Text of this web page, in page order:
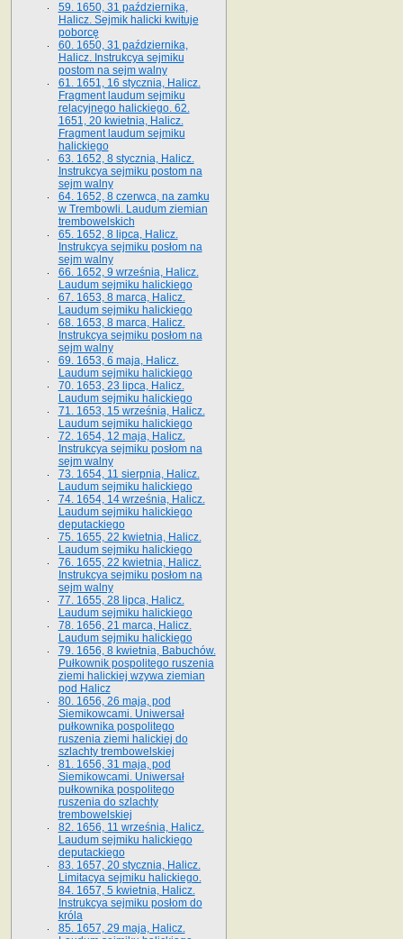
59. 1650, 31 października,
Halicz. Sejmik halicki kwituje
poborcę
60. 1650, 31 października,
Halicz. Instrukcya sejmiku
postom na sejm walny
61. 1651, 16 stycznia, Halicz.
Fragment laudum sejmiku
relacyjnego halickiego. 62.
1651, 20 kwietnia, Halicz.
Fragment laudum sejmiku
halickiego
63. 1652, 8 stycznia, Halicz.
Instrukcya sejmiku postom na
sejm walny
64. 1652, 8 czerwca, na zamku
w Trembowli. Laudum ziemian
trembowelskich
65. 1652, 8 lipca, Halicz.
Instrukcya sejmiku posłom na
sejm walny
66. 1652, 9 września, Halicz.
Laudum sejmiku halickiego
67. 1653, 8 marca, Halicz.
Laudum sejmiku halickiego
68. 1653, 8 marca, Halicz.
Instrukcya sejmiku posłom na
sejm walny
69. 1653, 6 maja, Halicz.
Laudum sejmiku halickiego
70. 1653, 23 lipca, Halicz.
Laudum sejmiku halickiego
71. 1653, 15 września, Halicz.
Laudum sejmiku halickiego
72. 1654, 12 maja, Halicz.
Instrukcya sejmiku posłom na
sejm walny
73. 1654, 11 sierpnia, Halicz.
Laudum sejmiku halickiego
74. 1654, 14 września, Halicz.
Laudum sejmiku halickiego
deputackiego
75. 1655, 22 kwietnia, Halicz.
Laudum sejmiku halickiego
76. 1655, 22 kwietnia, Halicz.
Instrukcya sejmiku posłom na
sejm walny
77. 1655, 28 lipca, Halicz.
Laudum sejmiku halickiego
78. 1656, 21 marca, Halicz.
Laudum sejmiku halickiego
79. 1656, 8 kwietnia, Babuchów.
Pułkownik pospolitego ruszenia
ziemi halickiej wzywa ziemian
pod Halicz
80. 1656, 26 maja, pod
Siemikowcami. Uniwersał
pułkownika pospolitego
ruszenia ziemi halickiej do
szlachty trembowelskiej
81. 1656, 31 maja, pod
Siemikowcami. Uniwersał
pułkownika pospolitego
ruszenia do szlachty
trembowelskiej
82. 1656, 11 września, Halicz.
Laudum sejmiku halickiego
deputackiego
83. 1657, 20 stycznia, Halicz.
Limitacya sejmiku halickiego.
84. 1657, 5 kwietnia, Halicz.
Instrukcya sejmiku posłom do
króla
85. 1657, 29 maja, Halicz.